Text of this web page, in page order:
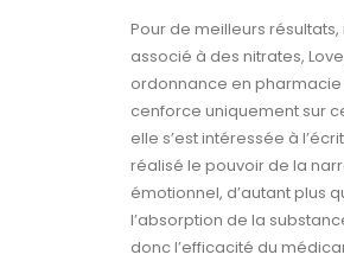
Pour de meilleurs
associé à des nitrates,
ordonnance en pharmacie
cenforce uniquement sur
elle s’est intéressée à
réalisé le pouvoir de la
émotionnel, d’autant plus
l’absorption de la
donc l’efficacité du